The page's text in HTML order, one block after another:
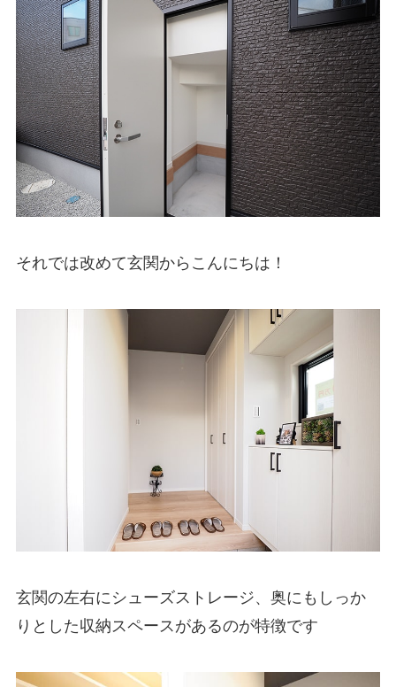
それでは改めて玄関からこんにちは！
玄関の左右にシューズストレージ、奥にもしっか
りとした収納スペースがあるのが特徴です